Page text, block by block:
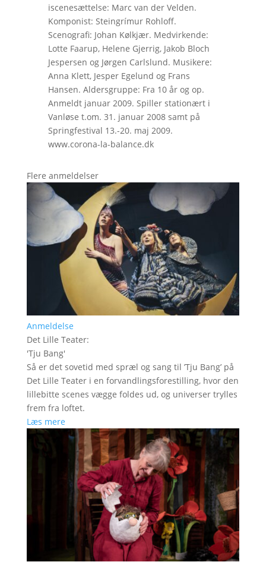
iscenesættelse: Marc van der Velden.
Komponist: Steingrímur Rohloff.
Scenografi: Johan Kølkjær. Medvirkende:
Lotte Faarup, Helene Gjerrig, Jakob Bloch
Jespersen og Jørgen Carlslund. Musikere:
Anna Klett, Jesper Egelund og Frans
Hansen. Aldersgruppe: Fra 10 år og op.
Anmeldt januar 2009. Spiller stationært i
Vanløse t.om. 31. januar 2008 samt på
Springfestival 13.-20. maj 2009.
www.corona-la-balance.dk
Flere anmeldelser
Anmeldelse
Det Lille Teater:
'Tju Bang'
Så er det sovetid med spræl og sang til ’Tju Bang’ på
Det Lille Teater i en forvandlingsforestilling, hvor den
lillebitte scenes vægge foldes ud, og universer trylles
frem fra loftet.
Læs mere